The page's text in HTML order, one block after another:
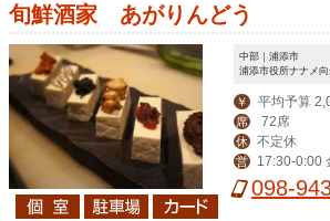
旬鮮酒家 あがりんどう
中部｜浦添市
浦添市役所ナナメ
￥ 平均予算
席 72席
休 不定休
営 17:30-0:00
098-